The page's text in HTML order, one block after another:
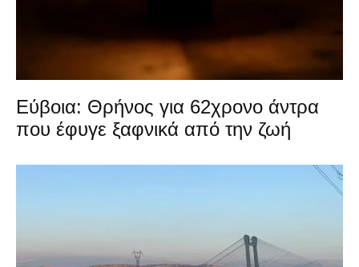
Εύβοια: Θρήνος για 62χρονο άντρα
που έφυγε ξαφνικά από την ζωή